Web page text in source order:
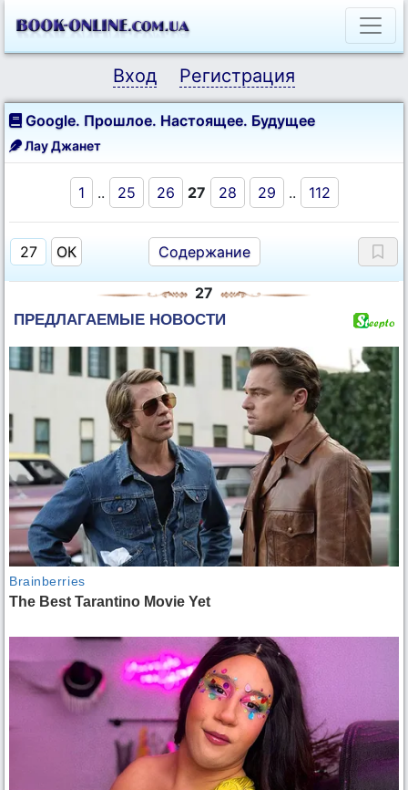
Вход Регистрация
Google. Прошлое. Настоящее. Будущее
Лау Джанет
1 .. 25 26 27 28 29 .. 112
Содержание
27